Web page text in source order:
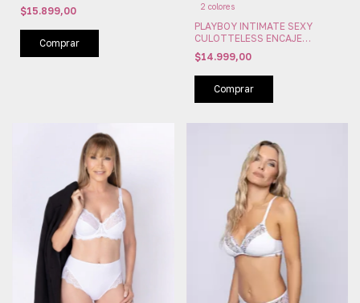
$15.899,00
Comprar
2 colores
PLAYBOY INTIMATE SEXY
CULOTTELESS ENCAJE
GLITTERING (PLAY2413B)
$14.999,00
Comprar